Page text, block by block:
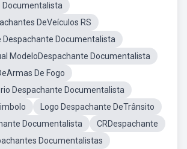
Documentalista
DeVeículos RS
Despachante Documentalista
ModeloDespachante Documentalista
De Fogo
Despachante Documentalista
Logo Despachante DeTrânsito
Documentalista
CRDespachante
Documentalistas